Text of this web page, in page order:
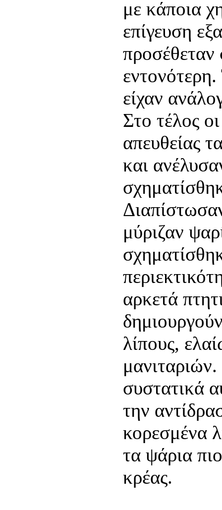
με κάποια
επίγευση
προσέθεταν
είχαν
Στο τέλος
απευθείας
και
μύριζαν
αρκετά
λίπους,
συστατικά
την
κορεσμένα
τα ψάρια
κρέας.